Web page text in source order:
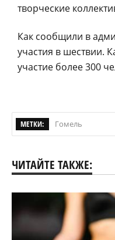
творческие
Как сообщили в
участия в шествии.
участие более 300
МЕТКИ: Гомель
ЧИТАЙТЕ ТАКЖЕ: